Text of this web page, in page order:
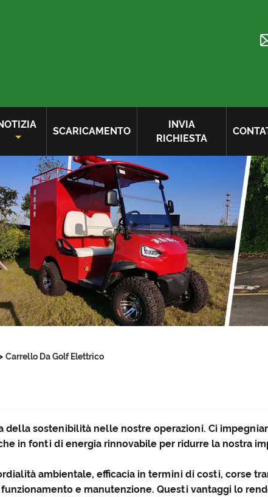
SCARICAMENTO
INVIA
RICHIESTA
Carrello Da Golf Elettrico
della sostenibilità nelle nostre operazioni. Ci
in fonti di energia rinnovabile per ridurre la nostra
ambientale, efficacia in termini di costi, corse
e manutenzione. Questi vantaggi lo